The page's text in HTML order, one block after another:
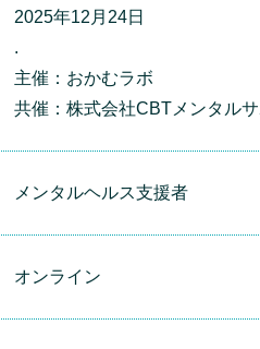
2025年12月24日
.
主催：おかむラボ
共催：株式会社CBTメンタルサ
メンタルヘルス支援者
オンライン